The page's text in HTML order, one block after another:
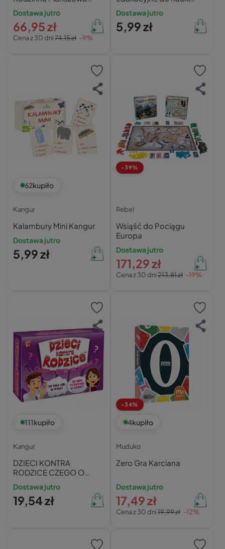
Kooperacyjna
Obserwacyjna 5+ Trefl
Dostawa jutro
Cena z 30 dni74,15 zł -9%
66,95 zł
alfabetu 5+
Dostawa jutro
5,99 zł
62kupiło
Kangur
Kalambury Mini Kangur
Dostawa jutro
5,99 zł
-39%
Rebel
Wsiąść do Pociągu
Europa
Dostawa jutro
Cena z 30 dni213,81 zł -19%
171,29 zł
111kupiło
Kangur
DZIECI KONTRA
RODZICE CZEGO O
SOBIE NIE WIECIE
Dostawa jutro
19,54 zł
-34%
4kupiło
Muduko
Zero Gra Karciana
Dostawa jutro
Cena z 30 dni19,99 zł -12%
17,49 zł